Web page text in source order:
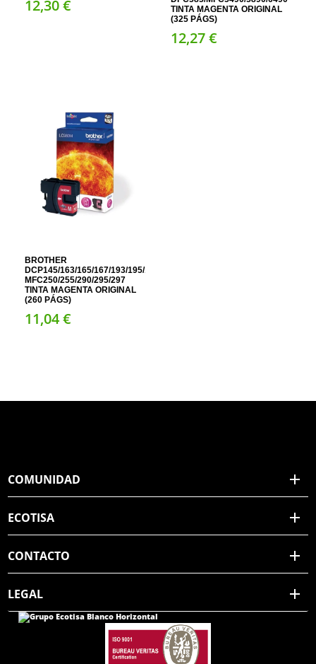
12,30 €
TINTA MAGENTA ORIGINAL
(325 PÁGS)
12,27€
BROTHER
DCP145/163/165/167/193/195/197/365/373/375/377;
MFC250/255/290/295/297
TINTA MAGENTA ORIGINAL
(260 PÁGS)
11,04 €
COMUNIDAD
ECOTISA
CONTACTO
LEGAL